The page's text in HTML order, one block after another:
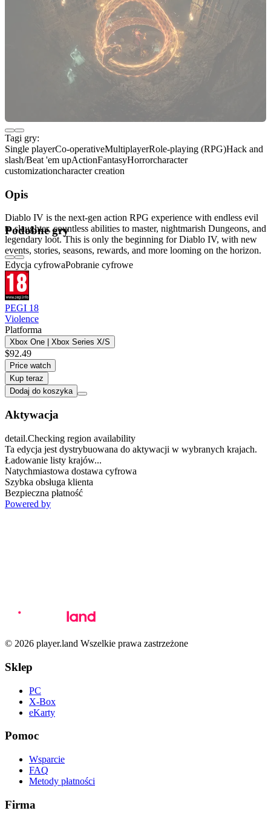
Tagi gry:
Single playerCo-operativeMultiplayerRole-playing (RPG)Hack and
slash/Beat 'em upActionFantasyHorrorcharacter
customizationcharacter creation
Opis
Diablo IV is the next-gen action RPG experience with endless evil
to slaughter, countless abilities to master, nightmarish Dungeons, and
legendary loot. This is only the beginning for Diablo IV, with new
events, stories, seasons, rewards, and more looming on the horizon.
Podobne gry
Edycja cyfrowaPobranie cyfrowe
PEGI 18
Violence
Platforma
Xbox One | Xbox Series X/S
$92.49
Price watch
Kup teraz
Dodaj do koszyka
Aktywacja
detail.Checking region availability
Ta edycja jest dystrybuowana do aktywacji w wybranych krajach.
Ładowanie listy krajów...
Natychmiastowa dostawa cyfrowa
Szybka obsługa klienta
Bezpieczna płatność
Powered by
© 2026 player.land Wszelkie prawa zastrzeżone
Sklep
PC
X-Box
eKarty
Pomoc
Wsparcie
FAQ
Metody płatności
Firma